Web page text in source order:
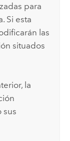
para
Si esta
las
situados
la
sus